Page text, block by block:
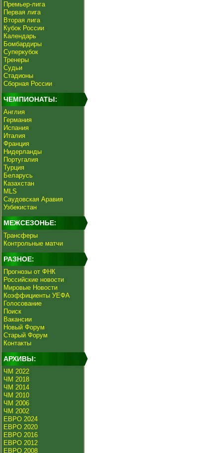
Премьер-лига
Первая лига
Вторая лига
Кубок России
Календарь
Бомбардиры
Суперкубок
Тренеры
Судьи
Стадионы
Сборная России
ЧЕМПИОНАТЫ:
Англия
Германия
Испания
Италия
Франция
Нидерланды
Португалия
Турция
Беларусь
Казахстан
MLS
Саудовская Аравия
Узбекистан
МЕЖСЕЗОНЬЕ:
Трансферы
Контрольные матчи
РАЗНОЕ:
Прогнозы от ФНК
Российские новости
Мировые Новости
Коэффициенты УЕФА
Голосование
Поиск
Вакансии
Новый Форум
Старый Форум
Контакты
АРХИВЫ:
ЧМ 2022
ЧМ 2018
ЧМ 2014
ЧМ 2010
ЧМ 2006
ЧМ 2002
ЕВРО 2024
ЕВРО 2020
ЕВРО 2016
ЕВРО 2012
ЕВРО 2008